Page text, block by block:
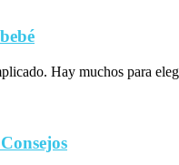
Hay muchos para